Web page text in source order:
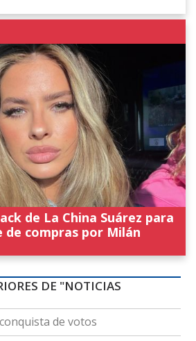
de La China Suárez para
de compras por Milán
DE "NOTICIAS
de votos